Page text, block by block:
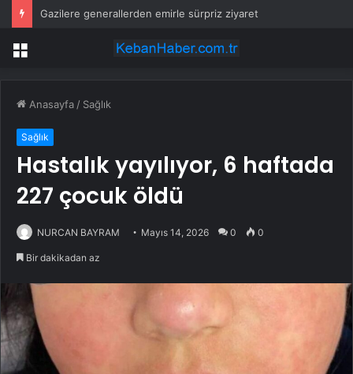
Gazilere generallerden emirle sürpriz ziyaret
Menü
Anasayfa / Sağlık
Sağlık
Hastalık yayılıyor, 6 haftada
227 çocuk öldü
NURCAN BAYRAM Mayıs 14, 2026 0 0
Bir dakikadan az